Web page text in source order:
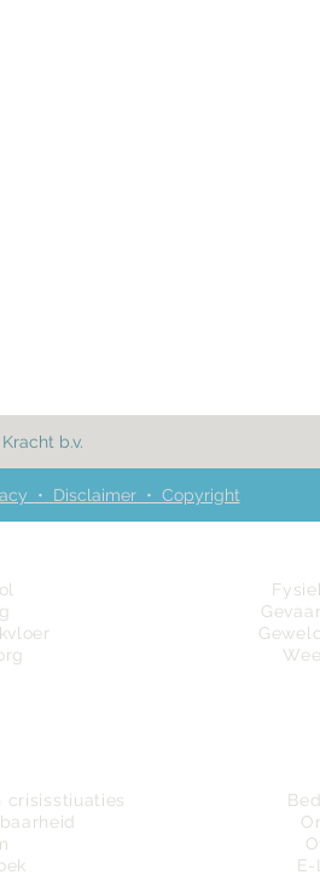
b.v.
• Disclaimer • Copyright
crisisstiuaties